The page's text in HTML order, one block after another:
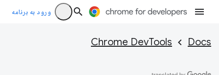
ورود به برنامه
Docs
Chrome DevTools